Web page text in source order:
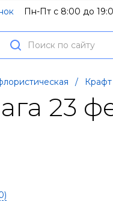
Пн-Пт с 8:00 до
/ Крафт
23
)